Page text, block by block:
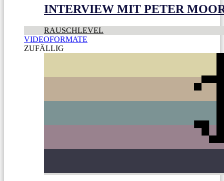
INTERVIEW MIT PETER
RAUSCHLEVEL
VIDEOFORMATE
ZUFÄLLIG